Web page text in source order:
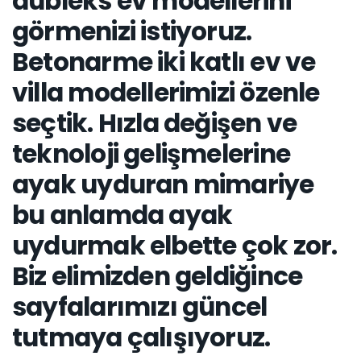
görmenizi istiyoruz.
Betonarme iki katlı ev ve
villa modellerimizi özenle
seçtik. Hızla değişen ve
teknoloji gelişmelerine
ayak uyduran mimariye
bu anlamda ayak
uydurmak elbette çok zor.
Biz elimizden geldiğince
sayfalarımızı güncel
tutmaya çalışıyoruz.